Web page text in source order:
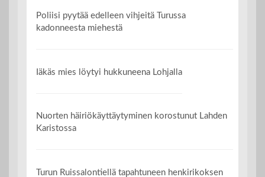
Poliisi pyytää edelleen vihjeitä Turussa
kadonneesta miehestä
Iäkäs mies löytyi hukkuneena Lohjalla
Nuorten häiriökäyttäytyminen korostunut Lahden
Karistossa
Turun Ruissalontiellä tapahtuneen henkirikoksen